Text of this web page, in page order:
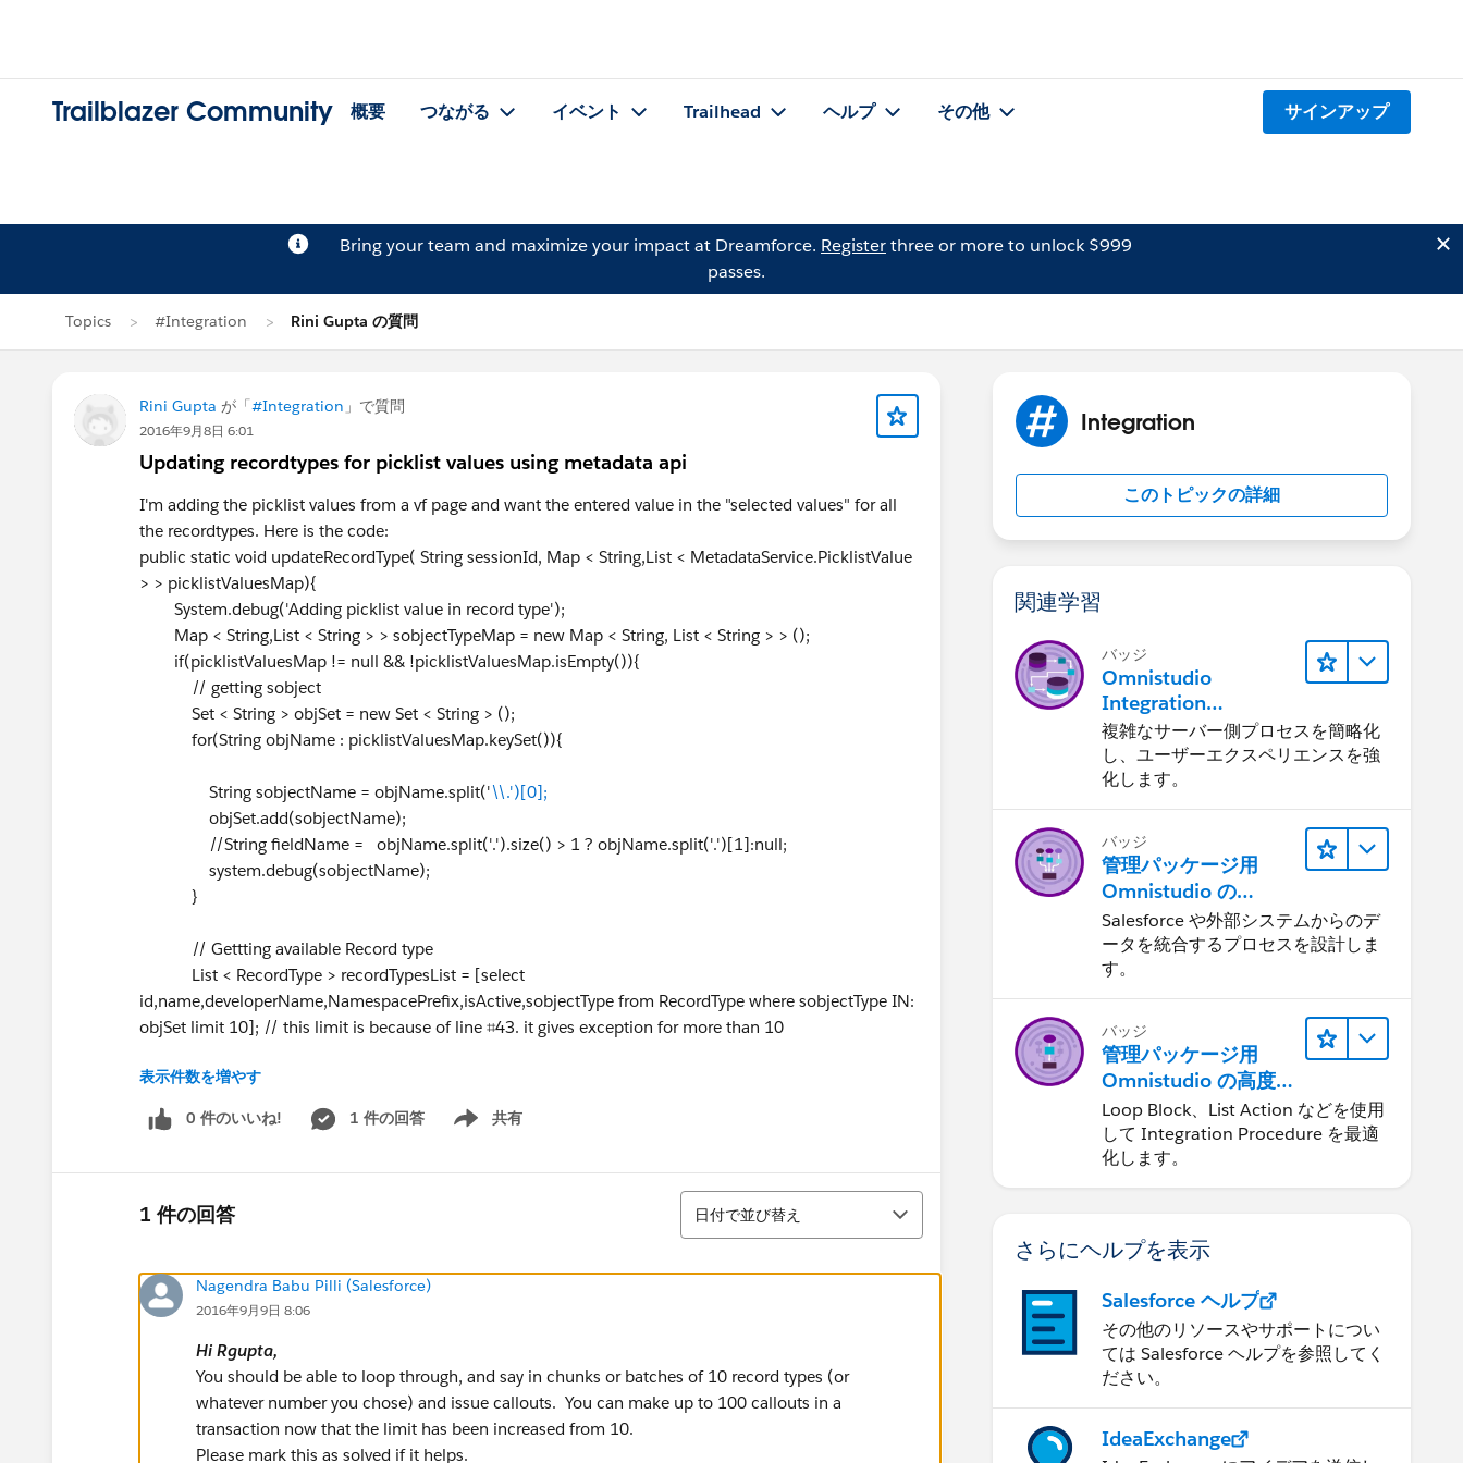
Trailblazer Community 概要 つながる イベント Trailhead ヘルプ その他 サインアップ
Bring your team and maximize your impact at Dreamforce. Registerthree or more to unlock $999
passes.
Topics #Integration Rini Gupta の質問
Rini Gupta が「#Integration 」で質問
2016年9月8日 6:01
Updating recordtypes for picklist values using metadata api
I'm adding the picklist values from a vf page and want the entered value in the "selected values" for all
the recordtypes. Here is the code:
public static void updateRecordType( String sessionId, Map < String,List < MetadataService.PicklistValue
> > picklistValuesMap){
System.debug('Adding picklist value in record type');
Map < String,List < String > > sobjectTypeMap = new Map < String, List < String > > ();
if(picklistValuesMap != null && !picklistValuesMap.isEmpty()){
// getting sobject
Set < String > objSet = new Set < String > ();
for(String objName : picklistValuesMap.keySet()){
String sobjectName = objName.split('\\.')[0];
objSet.add(sobjectName);
//String fieldName = objName.split('.').size() > 1 ? objName.split('.')[1]:null;
system.debug(sobjectName);
}
// Gettting available Record type
List < RecordType > recordTypesList = [select
id,name,developerName,NamespacePrefix,isActive,sobjectType from RecordType where sobjectType IN:
objSet limit 10]; // this limit is because of line ⌗43. it gives exception for more than 10
if(!recordTypesList.isEmpty()||Test.isRunningTest()){
List < String > recTypeNameLst = new List < String > ();
for(RecordType recType:recordTypesList){
recTypeNameLst.add(recType.sobjectType+'.'+RecordTypeName);
// List of record type to update in bulk
List < MetadataService.RecordType > metaDataRecordTypeLst = new List <
MetadataService.RecordType > ();
service = new MetadataService.MetadataPort();
service.SessionHeader = new MetadataService.SessionHeader_element();
service.SessionHeader.sessionId =sessionId;// UserInfo.getSessionId();
表示件数を増やす
0 件のいいね! 1 件の回答 共有
Show menu
1 件の回答
並び替え
日付で並び替え
Nagendra Babu Pilli (Salesforce)
2016年9月9日 8:06
Hi Rgupta,
You should be able to loop through, and say in chunks or batches of 10 record types (or
whatever number you chose) and issue callouts. You can make up to 100 callouts in a
transaction now that the limit has been increased from 10.
Please mark this as solved if it helps.
Integration
このトピックの詳細
関連学習
バッジ
Omnistudio
Integration
Procedure の基本事
項
複雑なサーバー側プロセスを簡略化
し、ユーザーエクスペリエンスを強
化します。
バッジ
管理パッケージ用
Omnistudio の
Integration
Procedure
Salesforce や外部システムからのデ
ータを統合するプロセスを設計しま
す。
バッジ
管理パッケージ用
Omnistudio の高度な
Integration
Procedure
Loop Block、List Action などを使用
して Integration Procedure を最適
化します。
さらにヘルプを表示
Salesforce ヘルプ
その他のリソースやサポートについ
ては Salesforce ヘルプを参照してく
ださい。
IdeaExchange